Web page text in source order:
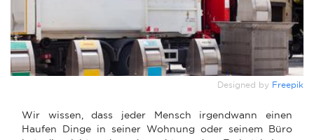
Designed by Freepik
Wir wissen, dass jeder Mensch irgendwann einen
Haufen Dinge in seiner Wohnung oder seinem Büro